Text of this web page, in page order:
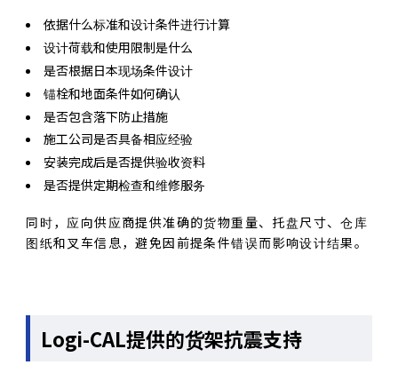
依据什么标准和设计条件进行计算
设计荷载和使用限制是什么
是否根据日本现场条件设计
锚栓和地面条件如何确认
是否包含落下防止措施
施工公司是否具备相应经验
安装完成后是否提供验收资料
是否提供定期检查和维修服务
同时，应向供应商提供准确的货物重量、托盘尺寸、仓库
图纸和叉车信息，避免因前提条件错误而影响设计结果。
Logi-CAL提供的货架抗震支持